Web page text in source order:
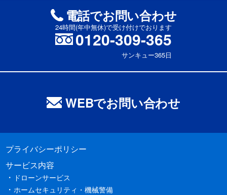
電話でお問い合わせ
24時間(年中無休)で受け付けでおります
0120-309-365
サンキュー365日
WEBでお問い合わせ
プライバシーポリシー
サービス内容
ドローンサービス
ホームセキュリティ・機械警備